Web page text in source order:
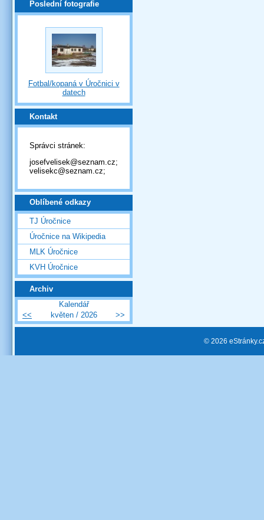
Poslední fotografie
Fotbal/kopaná v Úročnici v
datech
Kontakt
Správci stránek:
josefvelisek@seznam.cz;
velisekc@seznam.cz;
Oblíbené odkazy
TJ Úročnice
Úročnice na Wikipedia
MLK Úročnice
KVH Úročnice
Archiv
Kalendář
<<
květen / 2026 >>
© 2026